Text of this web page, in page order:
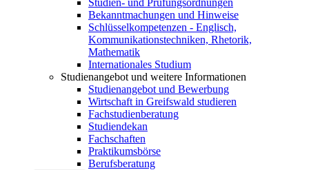
Studien- und Prüfungsordnungen
Bekanntmachungen und Hinweise
Schlüsselkompetenzen - Englisch,
Kommunikationstechniken, Rhetorik,
Mathematik
Internationales Studium
Studienangebot und weitere Informationen
Studienangebot und Bewerbung
Wirtschaft in Greifswald studieren
Fachstudienberatung
Studiendekan
Fachschaften
Praktikumsbörse
Berufsberatung